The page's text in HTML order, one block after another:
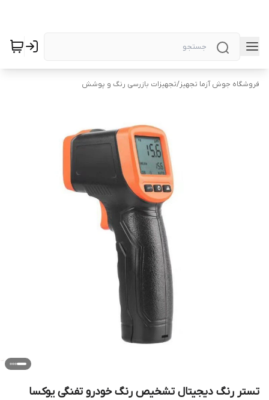
فروشگاه جوش آزما تجهیز/تجهیزات بازرسی رنگ و پوشش
تستر رنگ دیجیتال تشخیص رنگ خودرو تفنگی یوکسا